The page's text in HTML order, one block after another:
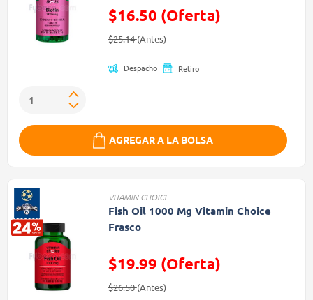
$16.50 (Oferta)
Precio reducido de
$25.14(Antes)(Oferta)
Despacho Retiro
AGREGAR A LA BOLSA
VITAMIN CHOICE
Fish Oil 1000 Mg Vitamin Choice
Frasco
$19.99 (Oferta)
Precio reducido de
$26.50(Antes)(Oferta)